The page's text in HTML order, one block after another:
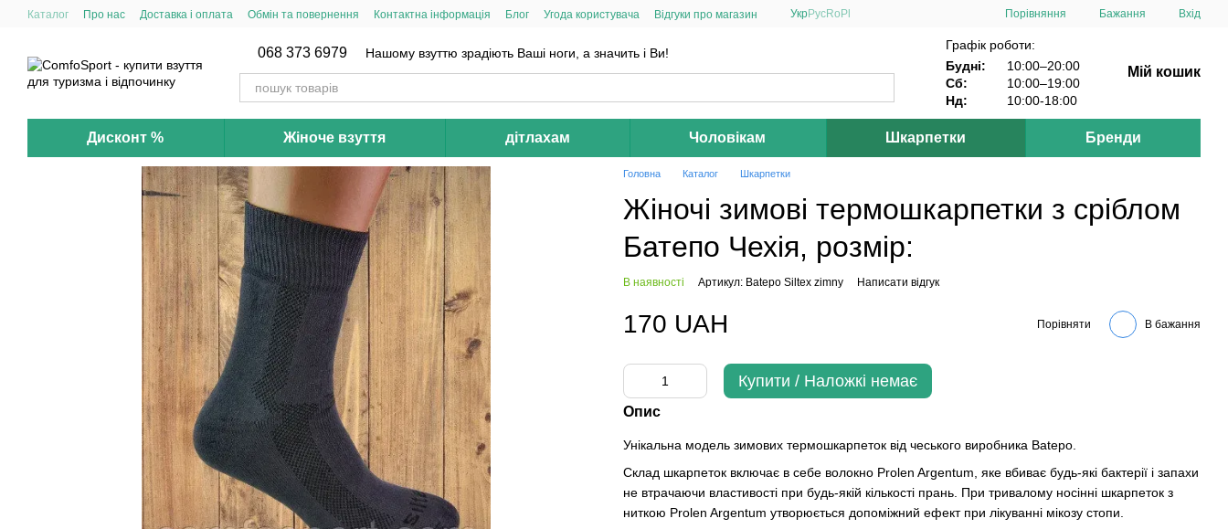
Перейти до основного контенту
Каталог Про нас Доставка і оплата Обмін та повернення Контактна інформація Блог Угода користувача Відгуки про магазин УкрРусRo Pl Порівняння Бажання Вхід
068 373 6979 Нашому взуттю зрадіють Ваші ноги, а значить і Ви!
Графік роботи:
Будні:
10:00–20:00
Сб:
10:00–19:00
Нд:
10:00-18:00
Мій кошик
Дисконт % Жіноче взуття дітлахам Чоловікам Шкарпетки Бренди
Головна Каталог Шкарпетки
Жіночі зимові термошкарпетки з сріблом
Батепо Чехія, розмір:
В наявності Артикул: Batepo Siltex zimny Написати відгук
170 UAH Порівняти В бажання
Купити / Наложкі немає
Опис
Унікальна модель зимових термошкарпеток від чеського виробника Batepo.
Склад шкарпеток включає в себе волокно Prolen Argentum, яке вбиває будь-які бактерії і запахи
не втрачаючи властивості при будь-якій кількості прань. При тривалому носінні шкарпеток з
ниткою Prolen Argentum утворюється допоміжний ефект при лікуванні мікозу стопи.